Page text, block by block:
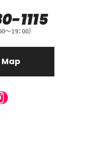
1115
〜19：00）
Map